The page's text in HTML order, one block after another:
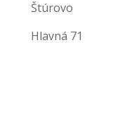
Štúrovo
Hlavná 71